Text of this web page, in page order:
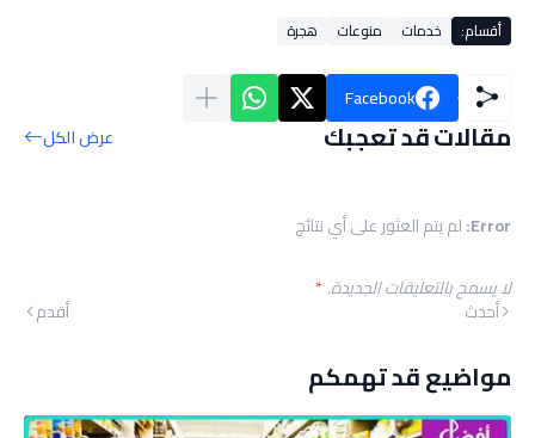
أقسام: خدمات منوعات هجرة
Facebook
مقالات قد تعجبك عرض الكل
Error: لم يتم العثور على أي نتائج
لا يسمح بالتعليقات الجديدة.*
أحدث أقدم
مواضيع قد تهمكم